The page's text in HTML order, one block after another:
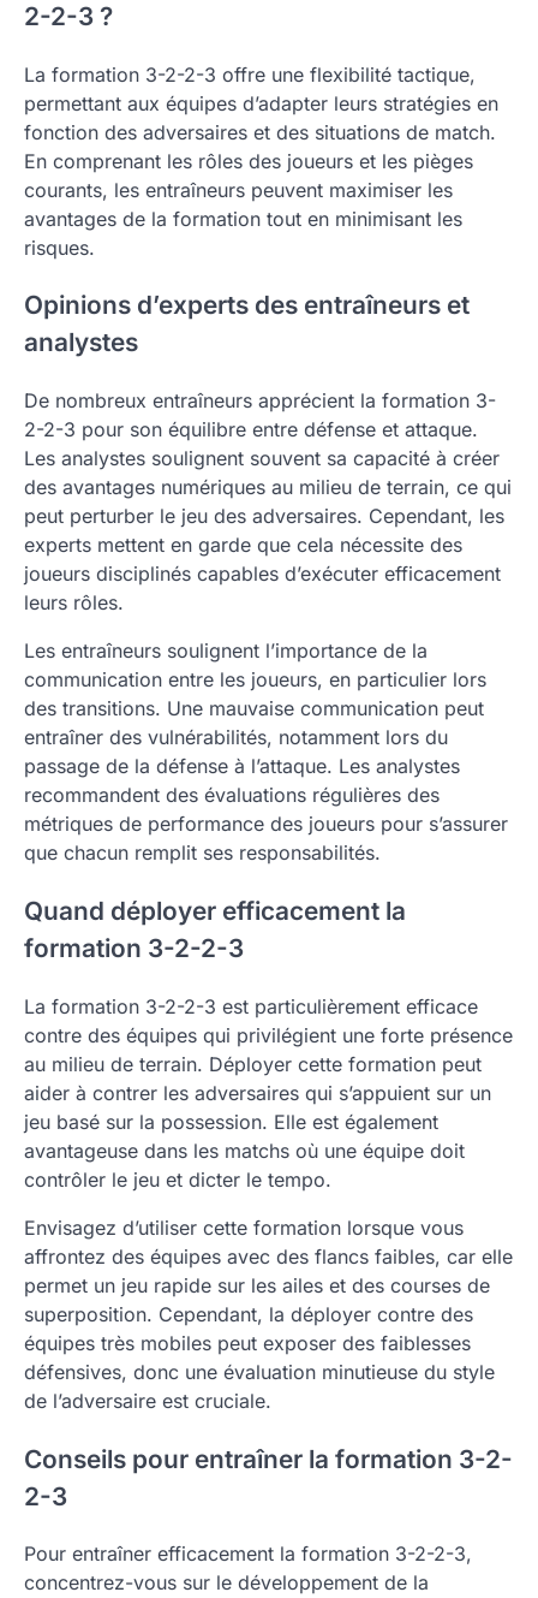
2-2-3 ?
La formation 3-2-2-3 offre une flexibilité tactique,
permettant aux équipes d’adapter leurs stratégies en
fonction des adversaires et des situations de match.
En comprenant les rôles des joueurs et les pièges
courants, les entraîneurs peuvent maximiser les
avantages de la formation tout en minimisant les
risques.
Opinions d’experts des entraîneurs et
analystes
De nombreux entraîneurs apprécient la formation 3-
2-2-3 pour son équilibre entre défense et attaque.
Les analystes soulignent souvent sa capacité à créer
des avantages numériques au milieu de terrain, ce qui
peut perturber le jeu des adversaires. Cependant, les
experts mettent en garde que cela nécessite des
joueurs disciplinés capables d’exécuter efficacement
leurs rôles.
Les entraîneurs soulignent l’importance de la
communication entre les joueurs, en particulier lors
des transitions. Une mauvaise communication peut
entraîner des vulnérabilités, notamment lors du
passage de la défense à l’attaque. Les analystes
recommandent des évaluations régulières des
métriques de performance des joueurs pour s’assurer
que chacun remplit ses responsabilités.
Quand déployer efficacement la
formation 3-2-2-3
La formation 3-2-2-3 est particulièrement efficace
contre des équipes qui privilégient une forte présence
au milieu de terrain. Déployer cette formation peut
aider à contrer les adversaires qui s’appuient sur un
jeu basé sur la possession. Elle est également
avantageuse dans les matchs où une équipe doit
contrôler le jeu et dicter le tempo.
Envisagez d’utiliser cette formation lorsque vous
affrontez des équipes avec des flancs faibles, car elle
permet un jeu rapide sur les ailes et des courses de
superposition. Cependant, la déployer contre des
équipes très mobiles peut exposer des faiblesses
défensives, donc une évaluation minutieuse du style
de l’adversaire est cruciale.
Conseils pour entraîner la formation 3-2-
2-3
Pour entraîner efficacement la formation 3-2-2-3,
concentrez-vous sur le développement de la